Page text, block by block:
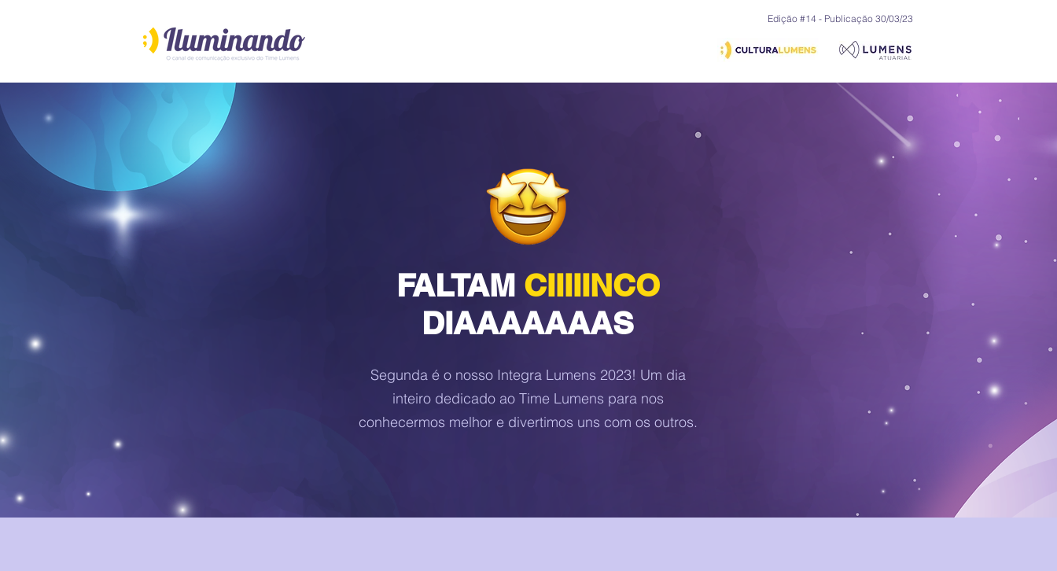
Edição #14 - Publicação 30/03/23
FALTAM CIIIIINCO
DIAAAAAAAS
Segunda é o nosso Integra Lumens 2023! Um dia
inteiro dedicado ao Time Lumens para nos
conhecermos melhor e divertimos uns com os outros.